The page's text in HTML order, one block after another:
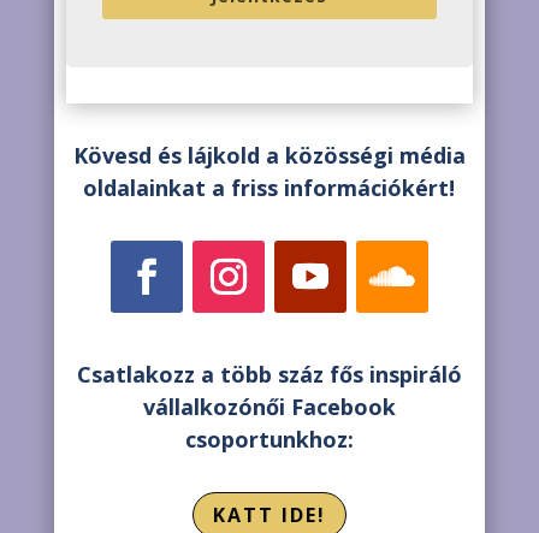
Kövesd és lájkold a közösségi média
oldalainkat a friss információkért!
Csatlakozz a több száz fős inspiráló
vállalkozónői Facebook
csoportunkhoz:
KATT IDE!